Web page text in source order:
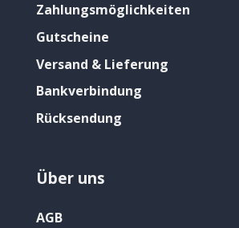
Zahlungsmöglichkeiten
Gutscheine
Versand & Lieferung
Bankverbindung
Rücksendung
Über uns
AGB